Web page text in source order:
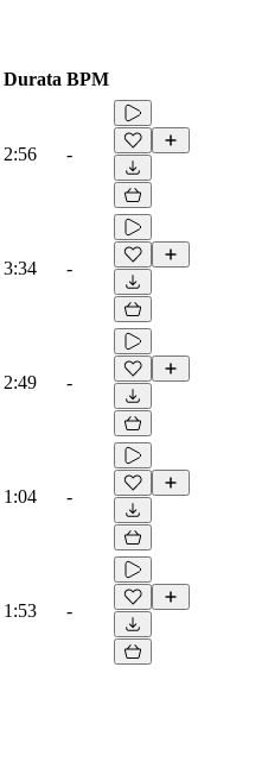
Durata BPM
2:56 -
3:34 -
2:49 -
1:04 -
1:53 -